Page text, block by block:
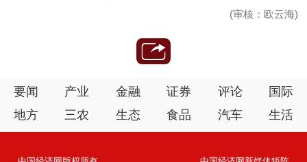
(审核：欧云海)
要闻 产业 金融 证券 评论
国际
地方
三农 生态 食品 汽车 生活